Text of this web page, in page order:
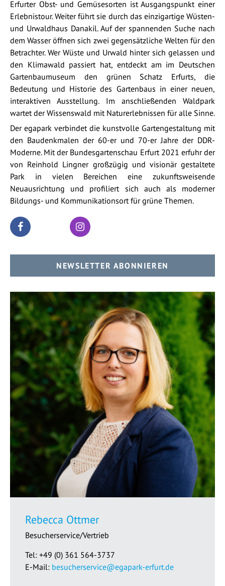
Erfurter Obst- und Gemüsesorten ist Ausgangspunkt einer
Erlebnistour. Weiter führt sie durch das einzigartige Wüsten-
und Urwaldhaus Danakil. Auf der spannenden Suche nach
dem Wasser öffnen sich zwei gegensätzliche Welten für den
Betrachter. Wer Wüste und Urwald hinter sich gelassen und
den Klimawald passiert hat, entdeckt am im Deutschen
Gartenbaumuseum den grünen Schatz Erfurts, die
Bedeutung und Historie des Gartenbaus in einer neuen,
interaktiven Ausstellung. Im anschließenden Waldpark
wartet der Wissenswald mit Naturerlebnissen für alle Sinne.
Der egapark verbindet die kunstvolle Gartengestaltung mit
den Baudenkmalen der 60-er und 70-er Jahre der DDR-
Moderne. Mit der Bundesgartenschau Erfurt 2021 erfuhr der
von Reinhold Lingner großzügig und visionär gestaltete
Park in vielen Bereichen eine zukunftsweisende
Neuausrichtung und profiliert sich auch als moderner
Bildungs- und Kommunikationsort für grüne Themen.
NEWSLETTER ABONNIEREN
Rebecca Ottmer
Besucherservice/Vertrieb
Tel: +49 (0) 361 564-3737
E-Mail: besucherservice@egapark-erfurt.de